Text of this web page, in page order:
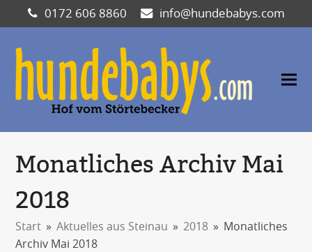
0172 606 8860 info@hundebabys.com
Monatliches Archiv Mai
2018
Start » Aktuelles aus Steinau » 2018 » Monatliches
Archiv Mai 2018